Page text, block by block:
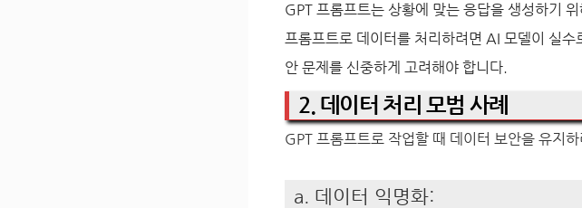
GPT 프롬프트는 상황에 맞는 응답을 생성하기
프롬프트로 데이터를 처리하려면 AI 모델이 실
안 문제를 신중하게 고려해야 합니다.
2. 데이터 처리 모범 사례
GPT 프롬프트로 작업할 때 데이터 보안을 유지
a. 데이터 익명화: